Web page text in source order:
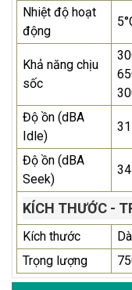
Nhiệt độ hoạt
động
Khả năng chịu
sốc
Độ ồn (dBA
Idle)
31
Độ ồn (dBA
Seek)
34
KÍCH THƯỚC -
Kích thước
Trọng lượng